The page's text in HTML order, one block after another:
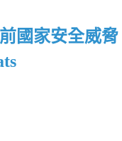
國家安全威脅